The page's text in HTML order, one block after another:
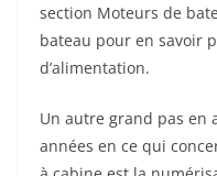
section Moteurs de
bateau pour en savoir
d’alimentation.
Un autre grand pas en
années en ce qui